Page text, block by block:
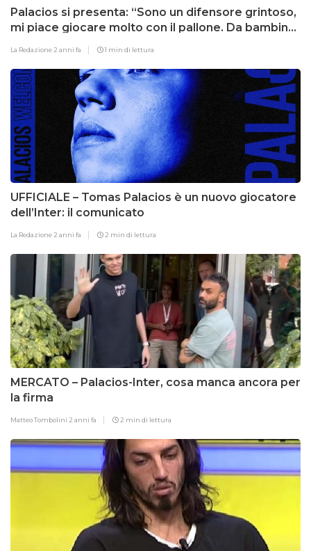
Palacios si presenta: “Sono un difensore grintoso,
mi piace giocare molto con il pallone. Da bambino
ho iniziato come attaccante”
La Redazione 2 anni fa 1 min di lettura
UFFICIALE – Tomas Palacios è un nuovo giocatore
dell’Inter: il comunicato
La Redazione 2 anni fa 2 min di lettura
MERCATO – Palacios-Inter, cosa manca ancora per
la firma
Matteo Tombolini 2 anni fa 2 min di lettura